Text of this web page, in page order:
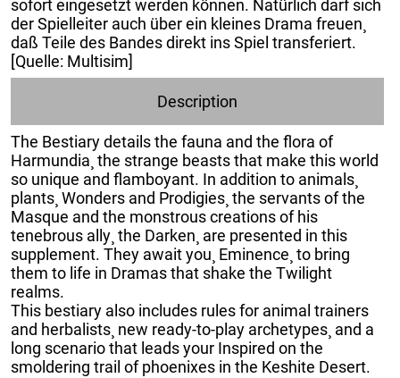
sofort eingesetzt werden können. Natürlich darf sich
der Spielleiter auch über ein kleines Drama freuen¸
daß Teile des Bandes direkt ins Spiel transferiert.
[Quelle: Multisim]
Description
The Bestiary details the fauna and the flora of
Harmundia¸ the strange beasts that make this world
so unique and flamboyant. In addition to animals¸
plants¸ Wonders and Prodigies¸ the servants of the
Masque and the monstrous creations of his
tenebrous ally¸ the Darken¸ are presented in this
supplement. They await you¸ Eminence¸ to bring
them to life in Dramas that shake the Twilight
realms.
This bestiary also includes rules for animal trainers
and herbalists¸ new ready-to-play archetypes¸ and a
long scenario that leads your Inspired on the
smoldering trail of phoenixes in the Keshite Desert.